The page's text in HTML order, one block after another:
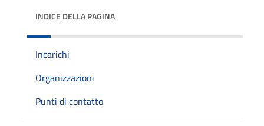
INDICE DELLA PAGINA
Incarichi
Organizzazioni
Punti di contatto